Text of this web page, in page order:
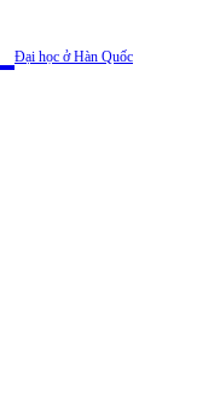
Đại học ở Hàn Quốc